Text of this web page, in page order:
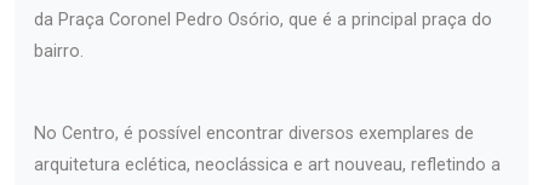
da Praça Coronel Pedro Osório, que é a principal praça do
bairro.
No Centro, é possível encontrar diversos exemplares de
arquitetura eclética, neoclássica e art nouveau, refletindo a